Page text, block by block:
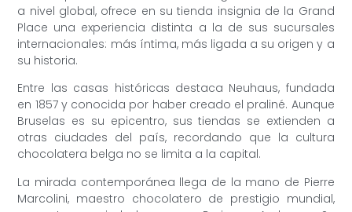
a nivel global, ofrece en su tienda insignia de la Grand
Place una experiencia distinta a la de sus sucursales
internacionales: más íntima, más ligada a su origen y a
su historia.
Entre las casas históricas destaca Neuhaus, fundada
en 1857 y conocida por haber creado el praliné. Aunque
Bruselas es su epicentro, sus tiendas se extienden a
otras ciudades del país, recordando que la cultura
chocolatera belga no se limita a la capital.
La mirada contemporánea llega de la mano de Pierre
Marcolini, maestro chocolatero de prestigio mundial,